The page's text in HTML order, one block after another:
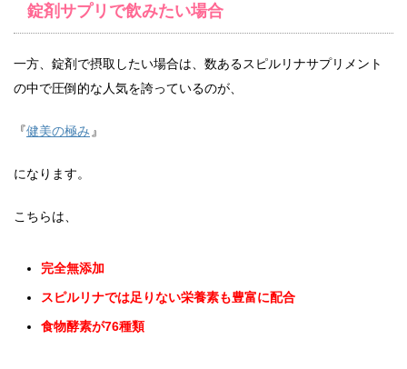
錠剤サプリで飲みたい場合
一方、錠剤で摂取したい場合は、数あるスピルリナサプリメント
の中で圧倒的な人気を誇っているのが、
『健美の極み 』
になります。
こちらは、
完全無添加
スピルリナでは足りない栄養素も豊富に配合
食物酵素が76種類